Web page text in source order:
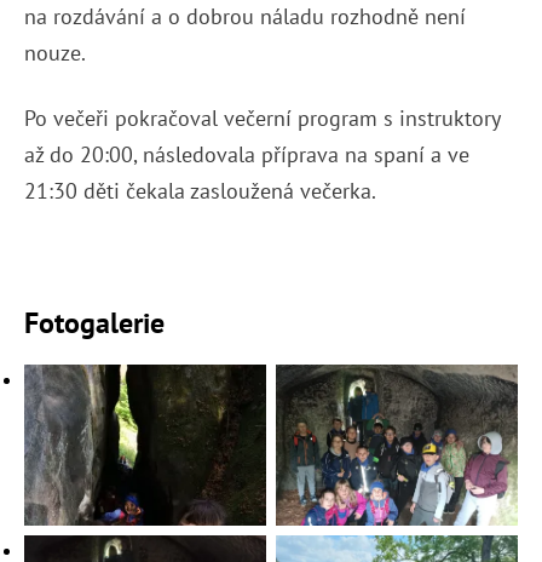
na rozdávání a o dobrou náladu rozhodně není
nouze.
Po večeři pokračoval večerní program s instruktory
až do 20:00, následovala příprava na spaní a ve
21:30 děti čekala zasloužená večerka.
Fotogalerie